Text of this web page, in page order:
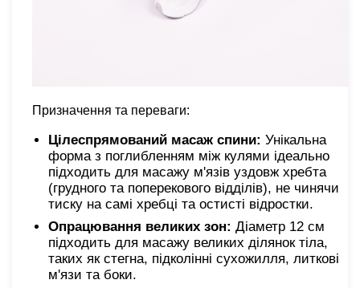
Призначення та переваги:
Цілеспрямований масаж спини: Унікальна
форма з поглибленням між кулями ідеально
підходить для масажу м'язів уздовж хребта
(грудного та поперекового відділів), не чинячи
тиску на самі хребці та остисті відростки.
Опрацювання великих зон: Діаметр 12 см
підходить для масажу великих ділянок тіла,
таких як стегна, підколінні сухожилля, литкові
м'язи та боки.